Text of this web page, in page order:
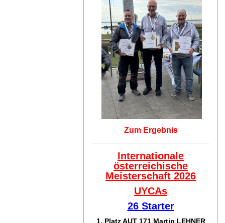
Zum Ergebnis
Internationale
österreichische
Meisterschaft 2026
UYCAs
26 Starter
1. Platz AUT 171 Martin LEHNER